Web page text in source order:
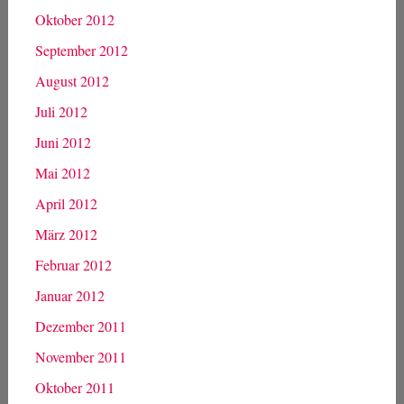
Oktober 2012
September 2012
August 2012
Juli 2012
Juni 2012
Mai 2012
April 2012
März 2012
Februar 2012
Januar 2012
Dezember 2011
November 2011
Oktober 2011